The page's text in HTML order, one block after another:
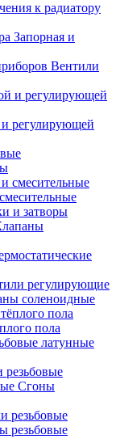
к радиатору
Запорная и
Вентили
регулирующей
и затворы
регулирующие
соленоидные
пола
латунные
Сгоны
резьбовые
резьбовые